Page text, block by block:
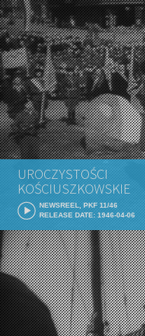
UROCZYSTOŚCI
KOŚCIUSZKOWSKIE
NEWSREEL, PKF 11/46
RELEASE DATE: 1946-04-06